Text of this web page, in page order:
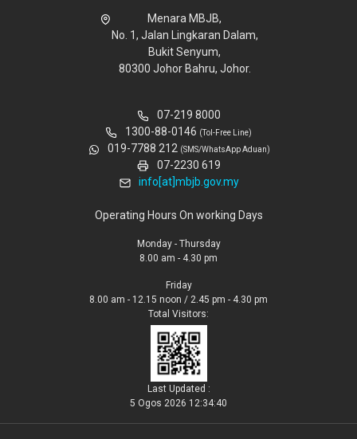
Menara MBJB,
No. 1, Jalan Lingkaran Dalam,
Bukit Senyum,
80300 Johor Bahru, Johor.
07-219 8000
1300-88-0146 (Tol-Free Line)
019-7788 212 (SMS/WhatsApp Aduan)
07-2230 619
info[at]mbjb.gov.my
Operating Hours On working Days
Monday - Thursday
8.00 am - 4.30 pm
Friday
8.00 am - 12.15 noon / 2.45 pm - 4.30 pm
Total Visitors:
Last Updated :
5 Ogos 2026 12:34:40